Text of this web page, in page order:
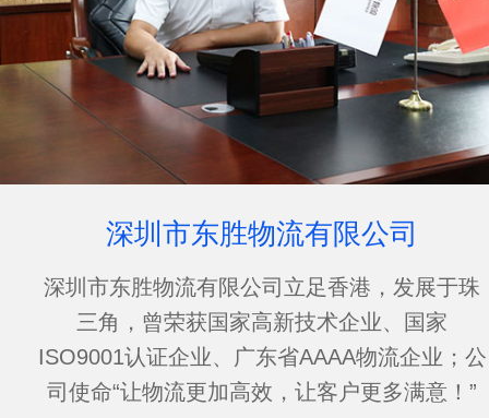
深圳市东胜物流有限公司
深圳市东胜物流有限公司立足香港，发展于珠
三角，曾荣获国家高新技术企业、国家
ISO9001认证企业、广东省AAAA物流企业；公
司使命“让物流更加高效，让客户更多满意！”